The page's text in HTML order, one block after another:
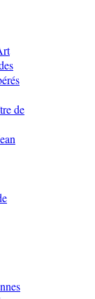
de